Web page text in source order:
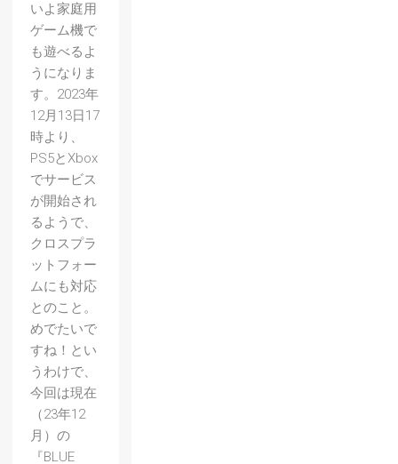
いよ家庭用
ゲーム機で
も遊べるよ
うになりま
す。2023年
12月13日17
時より、
PS5とXbox
でサービス
が開始され
るようで、
クロスプラ
ットフォー
ムにも対応
とのこと。
めでたいで
すね！とい
うわけで、
今回は現在
（23年12
月）の
『BLUE